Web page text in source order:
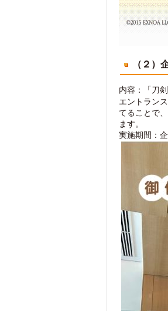
（２
内容：「刀
エントラン
てることで
ます。
実施期間：